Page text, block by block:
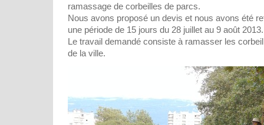
ramassage de corbeilles de parcs.
Nous avons proposé un devis et nous avons été
une période de 15 jours du 28 juillet au 9 août 2013.
Le travail demandé consiste à ramasser les
de la ville.